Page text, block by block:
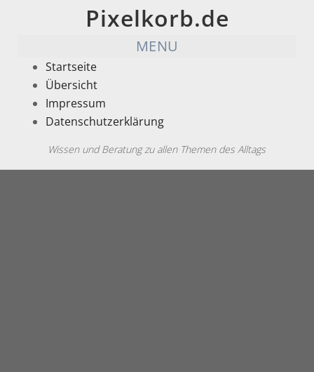
Pixelkorb.de
MENU
Startseite
Übersicht
Impressum
Datenschutzerklärung
Wissen und Beratung zu allen Themen des Alltags